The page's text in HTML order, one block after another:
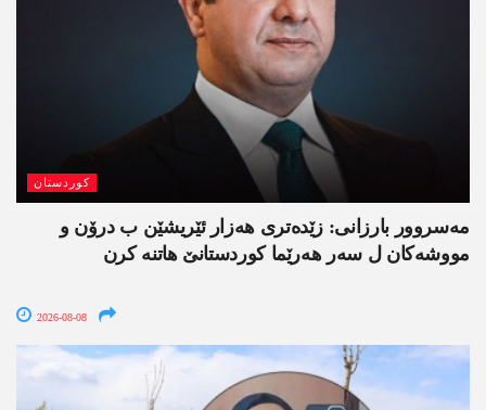
کوردستان
مەسروور بارزانی: زێدەتری ھەزار ئێریشێن ب درۆن و
مووشەکان ل سەر ھەرێما کوردستانێ ھاتنە کرن
2026-08-08